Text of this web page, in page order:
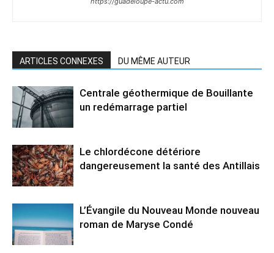
ARTICLES CONNEXES DU MÊME AUTEUR
Centrale géothermique de Bouillante
un redémarrage partiel
Le chlordécone détériore
dangereusement la santé des Antillais
L’Évangile du Nouveau Monde nouveau
roman de Maryse Condé